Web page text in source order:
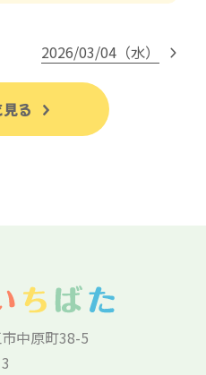
2026/03/04（水）
る
中原町38-5